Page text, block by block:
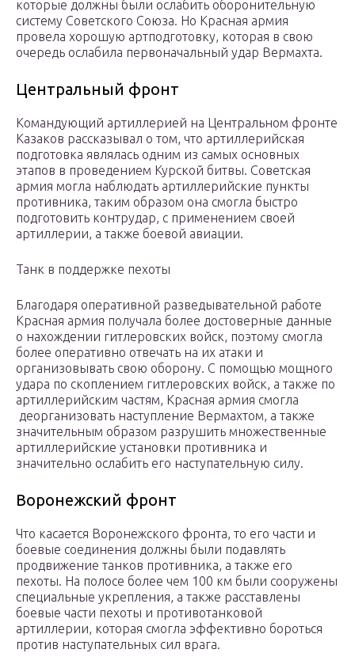
которые должны были ослабить оборонительную
систему Советского Союза. Но Красная армия
провела хорошую артподготовку, которая в свою
очередь ослабила первоначальный удар Вермахта.
Центральный фронт
Командующий артиллерией на Центральном фронте
Казаков рассказывал о том, что артиллерийская
подготовка являлась одним из самых основных
этапов в проведением Курской битвы. Советская
армия могла наблюдать артиллерийские пункты
противника, таким образом она смогла быстро
подготовить контрудар, с применением своей
артиллерии, а также боевой авиации.
Танк в поддержке пехоты
Благодаря оперативной разведывательной работе
Красная армия получала более достоверные данные
о нахождении гитлеровских войск, поэтому смогла
более оперативно отвечать на их атаки и
организовывать свою оборону. С помощью мощного
удара по скоплением гитлеровских войск, а также по
артиллерийским частям, Красная армия смогла
деорганизовать наступление Вермахтом, а также
значительным образом разрушить множественные
артиллерийские установки противника и
значительно ослабить его наступательную силу.
Воронежский фронт
Что касается Воронежского фронта, то его части и
боевые соединения должны были подавлять
продвижение танков противника, а также его
пехоты. На полосе более чем 100 км были сооружены
специальные укрепления, а также расставлены
боевые части пехоты и противотанковой
артиллерии, которая смогла эффективно бороться
против наступательных сил врага.